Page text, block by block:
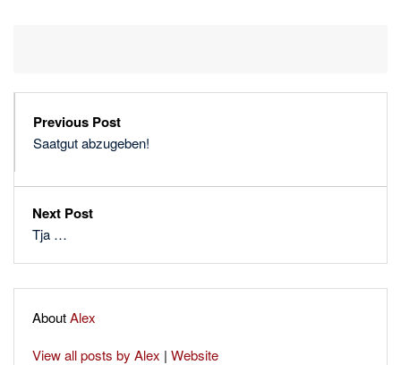
Previous Post
Saatgut abzugeben!
Next Post
Tja …
AboutAlex
View all posts by Alex | Website